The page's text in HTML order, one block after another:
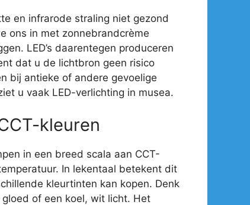
en infrarode straling niet gezond
ons in met zonnebrandcrème
LED’s daarentegen produceren
dat u de lichtbron geen risico
bij antieke of andere gevoelige
u vaak LED-verlichting in musea.
kleuren
in een breed scala aan CCT-
In lekentaal betekent dit
kleurtinten kan kopen. Denk
of een koel, wit licht. Het